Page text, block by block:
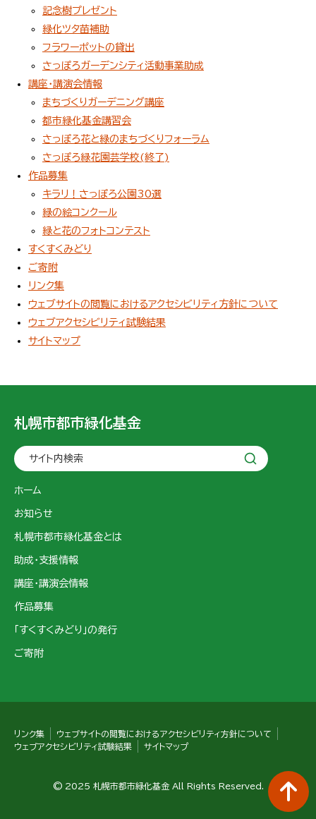
記念樹プレゼント
緑化ツタ苗補助
フラワーポットの貸出
さっぽろガーデンシティ活動事業助成
講座・講演会情報
まちづくりガーデニング講座
都市緑化基金講習会
さっぽろ花と緑のまちづくりフォーラム
さっぽろ緑花園芸学校(終了)
作品募集
キラリ！さっぽろ公園30選
緑の絵コンクール
緑と花のフォトコンテスト
すくすくみどり
ご寄附
リンク集
ウェブサイトの閲覧におけるアクセシビリティ方針について
ウェブアクセシビリティ試験結果
サイトマップ
札幌市都市緑化基金
サイト内検索
ホーム
お知らせ
札幌市都市緑化基金とは
助成・支援情報
講座・講演会情報
作品募集
「すくすくみどり」の発行
ご寄附
リンク集
ウェブサイトの閲覧におけるアクセシビリティ方針について
ウェブアクセシビリティ試験結果
サイトマップ
© 2025 札幌市都市緑化基金 All Rights Reserved.